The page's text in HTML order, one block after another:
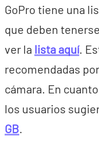
GoPro tiene una
que deben
ver la lista aquí.
recomendadas
cámara. En
los usuarios
GB